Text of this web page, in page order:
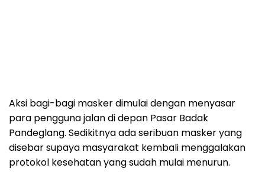
Aksi bagi-bagi masker dimulai dengan menyasar
para pengguna jalan di depan Pasar Badak
Pandeglang. Sedikitnya ada seribuan masker yang
disebar supaya masyarakat kembali menggalakan
protokol kesehatan yang sudah mulai menurun.